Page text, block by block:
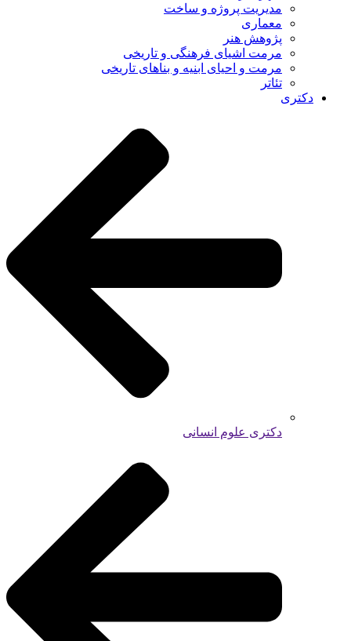
مدیریت پروژه و ساخت
معماری
پژوهش هنر
مرمت اشیای فرهنگی و تاریخی
مرمت و احیای ابنیه و بناهای تاریخی
تئاتر
دکتری
دکتری علوم انسانی